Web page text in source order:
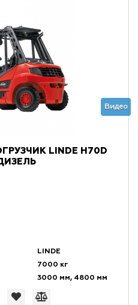
Видео
LINDE H70D
LINDE
7000 кг
3000 мм, 4800 мм